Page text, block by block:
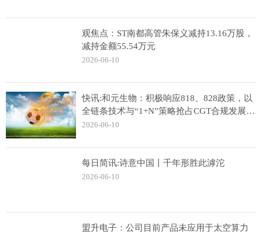
观焦点：ST南都高管朱保义减持13.16万股，
减持金额55.54万元
2026-06-10
快讯:和元生物：积极响应818、828政策，以
全链条技术与“1+N”策略抢占CGT合规发展黄
金期
2026-06-10
每日简讯:诗意中国丨千年形胜此滹沱
2026-06-10
盟升电子：公司目前产品未应用于太空算力